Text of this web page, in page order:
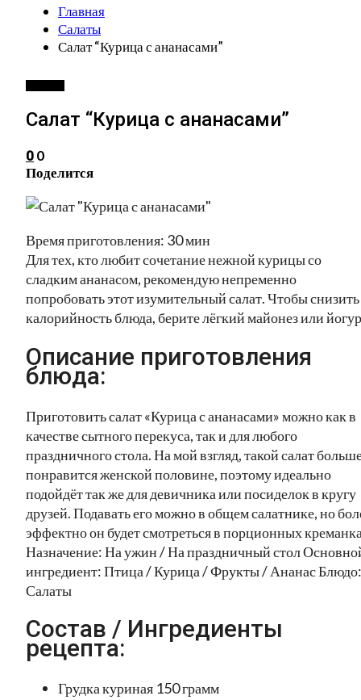
Главная
Салаты
Салат “Курица с ананасами”
Салат “Курица с ананасами”
0 0
Поделится
Время приготовления: 30 мин
Для тех, кто любит сочетание нежной курицы со
сладким ананасом, рекомендую непременно
попробовать этот изумительный салат. Чтобы снизить
калорийность блюда, берите лёгкий майонез или
Описание приготовления
блюда:
Приготовить салат «Курица с ананасами» можно как в
качестве сытного перекуса, так и для любого
праздничного стола. На мой взгляд, такой салат
понравится женской половине, поэтому идеально
подойдёт так же для девичника или посиделок в кругу
друзей. Подавать его можно в общем салатнике, но
эффектно он будет смотреться в порционных
Назначение: На ужин / На праздничный стол
ингредиент: Птица / Курица / Фрукты / Ананас Блюдо:
Салаты
Состав / Ингредиенты
рецепта:
Грудка куриная 150 грамм